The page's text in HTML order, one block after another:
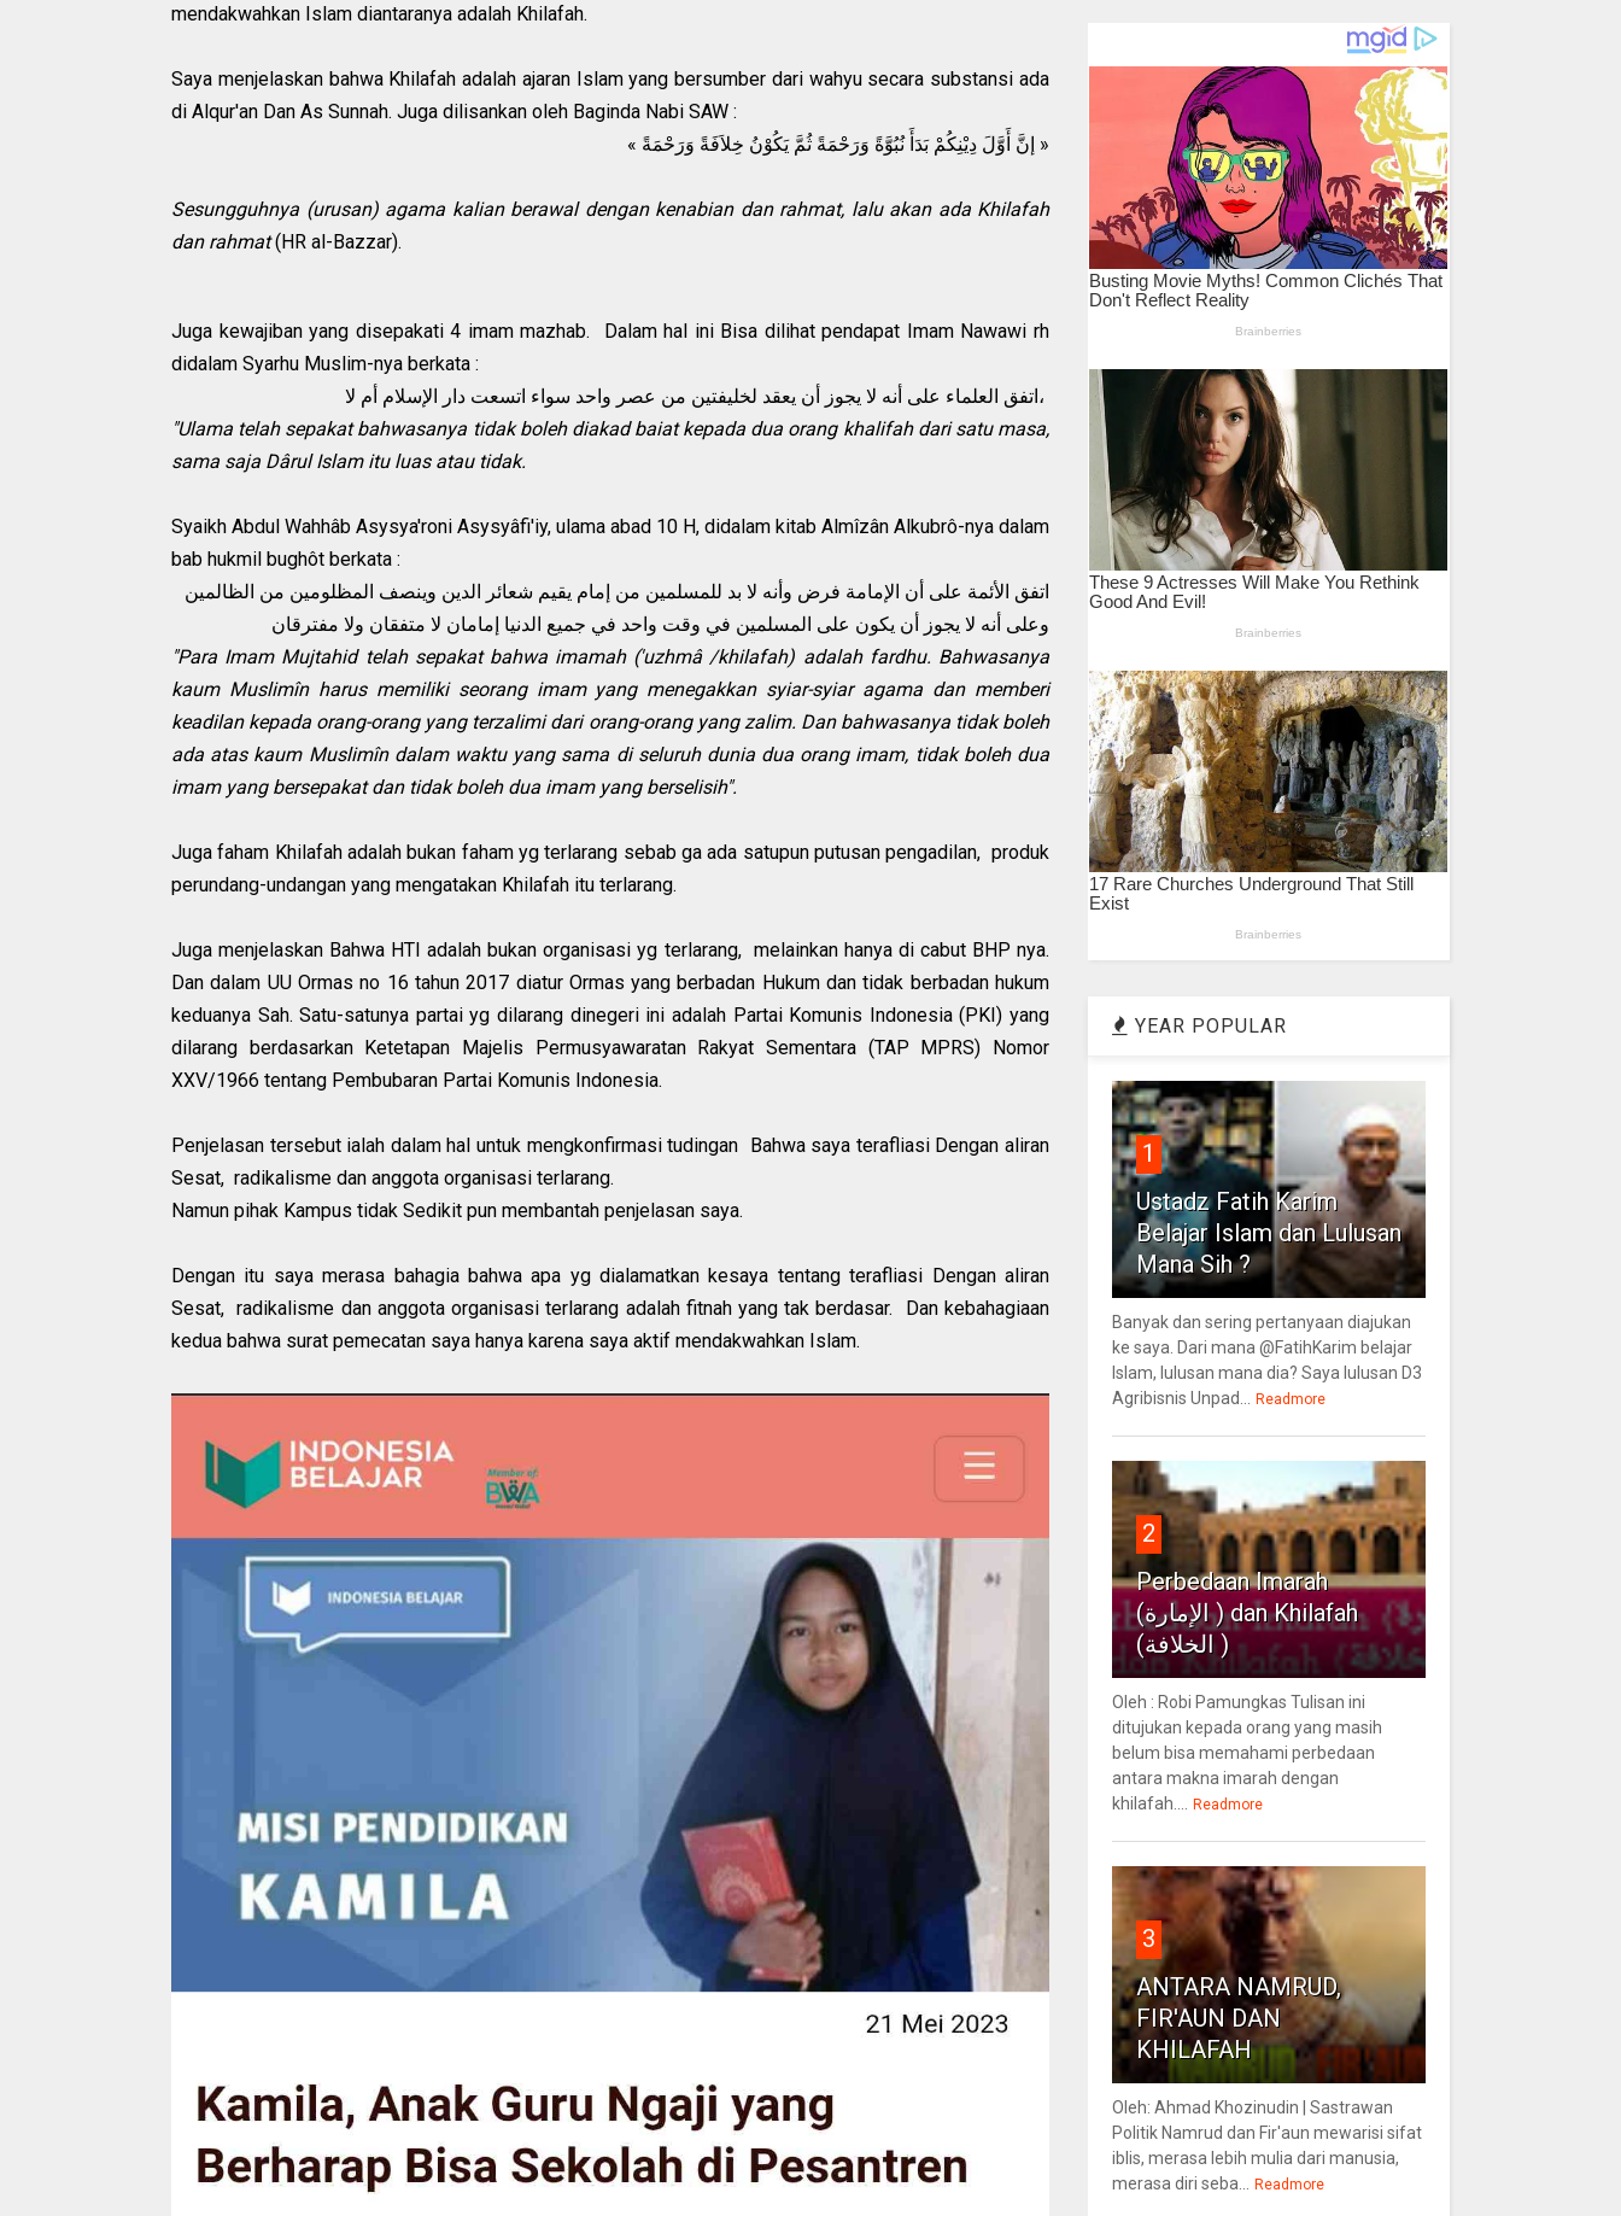
mendakwahkan Islam diantaranya adalah Khilafah.
Saya menjelaskan bahwa Khilafah adalah ajaran Islam yang bersumber dari wahyu secara substansi ada
di Alqur'an Dan As Sunnah. Juga dilisankan oleh Baginda Nabi SAW :
« ﺇﻥَّ ﺃَﻭَّﻝَ ﺩِﻳْﻨِﻜُﻢْ ﺑَﺪَﺃَ ﻧُﺒُﻮَّﺓً ﻭَﺭَﺣْﻤَﺔً ﺛُﻢَّ ﻳَﻜُﻮْﻥُ ﺧِﻼَﻓَﺔً ﻭَﺭَﺣْﻤَﺔً »
Sesungguhnya (urusan) agama kalian berawal dengan kenabian dan rahmat, lalu akan ada Khilafah
dan rahmat(HR al-Bazzar).
Juga kewajiban yang disepakati 4 imam mazhab. Dalam hal ini Bisa dilihat pendapat Imam Nawawi rh
didalam Syarhu Muslim-nya berkata :
اتفق العلماء على أنه لا يجوز أن يعقد لخليفتين من عصر واحد سواء اتسعت دار الإسلام أم لا،
"Ulama telah sepakat bahwasanya tidak boleh diakad baiat kepada dua orang khalifah dari satu masa,
sama saja Dârul Islam itu luas atau tidak.
Syaikh Abdul Wahhâb Asysya'roni Asysyâfi'iy, ulama abad 10 H, didalam kitab Almîzân Alkubrô-nya dalam
bab hukmil bughôt berkata :
‌اتفق الأئمة على أن الإمامة فرض وأنه لا بد للمسلمين من إمام يقيم شعائر الدين وينصف المظلومين من الظالمين
وعلى أنه لا يجوز أن يكون على المسلمين في وقت واحد في جميع الدنيا إمامان لا متفقان ولا مفترقان
"Para Imam Mujtahid telah sepakat bahwa imamah ('uzhmâ /khilafah) adalah fardhu. Bahwasanya
kaum Muslimîn harus memiliki seorang imam yang menegakkan syiar-syiar agama dan memberi
keadilan kepada orang-orang yang terzalimi dari orang-orang yang zalim. Dan bahwasanya tidak boleh
ada atas kaum Muslimîn dalam waktu yang sama di seluruh dunia dua orang imam, tidak boleh dua
imam yang bersepakat dan tidak boleh dua imam yang berselisih".
Juga faham Khilafah adalah bukan faham yg terlarang sebab ga ada satupun putusan pengadilan, produk
perundang-undangan yang mengatakan Khilafah itu terlarang.
Juga menjelaskan Bahwa HTI adalah bukan organisasi yg terlarang, melainkan hanya di cabut BHP nya.
Dan dalam UU Ormas no 16 tahun 2017 diatur Ormas yang berbadan Hukum dan tidak berbadan hukum
keduanya Sah. Satu-satunya partai yg dilarang dinegeri ini adalah Partai Komunis Indonesia (PKI) yang
dilarang berdasarkan Ketetapan Majelis Permusyawaratan Rakyat Sementara (TAP MPRS) Nomor
XXV/1966 tentang Pembubaran Partai Komunis Indonesia.
Penjelasan tersebut ialah dalam hal untuk mengkonfirmasi tudingan Bahwa saya terafliasi Dengan aliran
Sesat, radikalisme dan anggota organisasi terlarang.
Namun pihak Kampus tidak Sedikit pun membantah penjelasan saya.
Dengan itu saya merasa bahagia bahwa apa yg dialamatkan kesaya tentang terafliasi Dengan aliran
Sesat, radikalisme dan anggota organisasi terlarang adalah fitnah yang tak berdasar. Dan kebahagiaan
kedua bahwa surat pemecatan saya hanya karena saya aktif mendakwahkan Islam.
YEAR POPULAR
1
Ustadz Fatih Karim
Belajar Islam dan Lulusan
Mana Sih ?
Banyak dan sering pertanyaan diajukan
ke saya. Dari mana @FatihKarim belajar
Islam, lulusan mana dia? Saya lulusan D3
Agribisnis Unpad...
Readmore
2
Perbedaan Imarah
(الإمارة ) dan Khilafah
(الخلافة )
Oleh : Robi Pamungkas Tulisan ini
ditujukan kepada orang yang masih
belum bisa memahami perbedaan
antara makna imarah dengan
khilafah....
Readmore
3
ANTARA NAMRUD,
FIR'AUN DAN
KHILAFAH
Oleh: Ahmad Khozinudin | Sastrawan
Politik Namrud dan Fir'aun mewarisi sifat
iblis, merasa lebih mulia dari manusia,
merasa diri seba...
Readmore